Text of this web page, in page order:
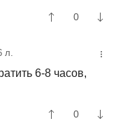
0
л.
6-8 часов,
0